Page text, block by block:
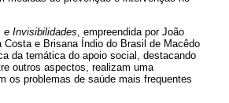
e Invisibilidades, empreendida por João
e Brisana Índio do Brasil de Macêdo
da temática do apoio social, destacando
outros aspectos, realizam uma
os problemas de saúde mais frequentes